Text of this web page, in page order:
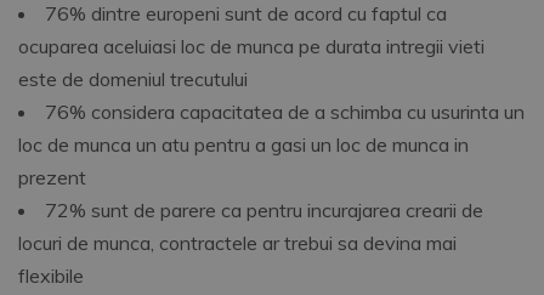
76% dintre europeni sunt de acord cu faptul ca
ocuparea aceluiasi loc de munca pe durata intregii vieti
este de domeniul trecutului
76% considera capacitatea de a schimba cu usurinta un
loc de munca un atu pentru a gasi un loc de munca in
prezent
72% sunt de parere ca pentru incurajarea crearii de
locuri de munca, contractele ar trebui sa devina mai
flexibile